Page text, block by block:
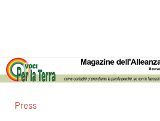
per
la
Terra
per
la
Alimentare
Press